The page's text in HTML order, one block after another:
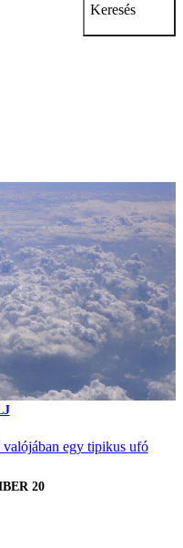
Keresés
egy tipikus ufó
20